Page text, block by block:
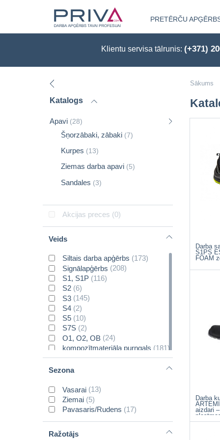
PRETĒRČU
Klientu servisa tālrunis: (+371)
Katalogs
Apavi (28)
Šņorzābaki, zābaki (7)
Kurpes (13)
Ziemas darba apavi (5)
Sandales (3)
Akcijas preces (0)
Veids
Siltais darba apģērbs (173)
Signālapģērbs (208)
S1, S1P (116)
S2 (6)
S3 (145)
S4 (2)
S5 (10)
S7S (2)
O1, O2, OB (24)
kompozītmateriāla purngals (181)
metāla purngals (91)
EVA
SB (1)
Ādas cimdi
Kombinētie ādas cimdi
Metinātāju cimdi
Sezona
Vasarai (13)
Ziemai (5)
Pavasaris/Rudens (17)
Ražotājs
Sākums
Darba
S1PS
FOAM
Darba
aizdari